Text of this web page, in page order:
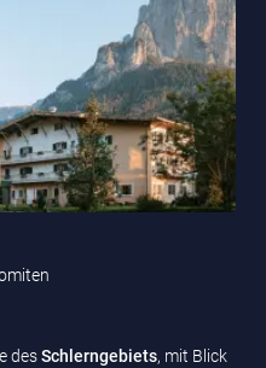
desSchlerngebiets, mit Blick